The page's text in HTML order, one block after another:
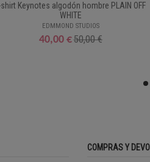
shirt Keynotes algodón hombre PLAIN OFF
WHITE
EDMMOND STUDIOS
40,00 €50,00 €
COMPRAS Y